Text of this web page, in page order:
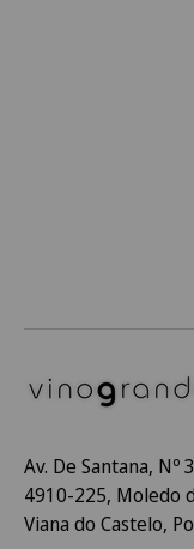
Av. De Santana, Nº
4910-225, Moledo
Viana do Castelo,